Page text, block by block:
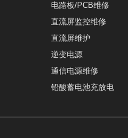
电路板/PCB维修
直流屏监控维修
直流屏维护
逆变电源
通信电源维修
铅酸蓄电池充放电